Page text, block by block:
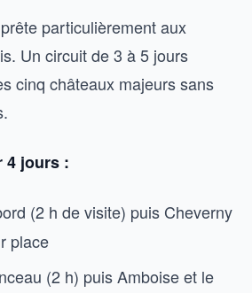
particulièrement aux
Un circuit de 3 à 5 jours
cinq châteaux majeurs sans
4 jours :
(2 h de visite) puis Cheverny
place
(2 h) puis Amboise et le